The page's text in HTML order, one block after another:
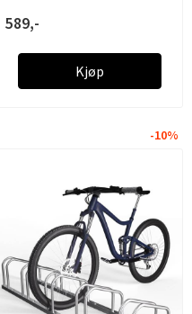
589,-
Kjøp
-10%